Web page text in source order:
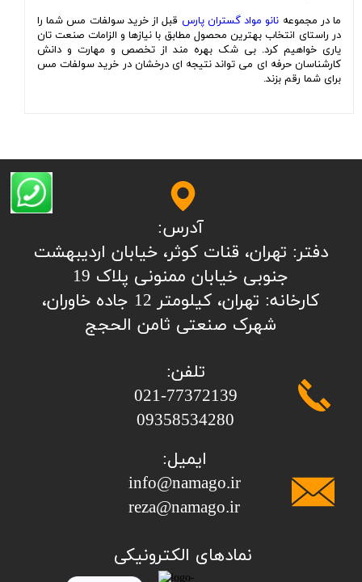
ما در مجموعه نانو مواد گستران پارس قبل از خرید سولفات مس شما را
در راستای انتخاب بهترین محصول مطابق با نیازها و الزامات صنعت تان
یاری خواهیم کرد. بی شک بهره مند از تخصص و مهارت و دانش
کارشناسان حرفه ای می تواند نتیجه ای درخشان در خرید سولفات مس
برای شما رقم بزند.
تلفن:
​​​​​​​021-77372139
​​​​​​​09358534280
آدرس:
​​​​​​​​دفتر: تهران، قنات کوثر، خیابان اردیبهشت
جنوبی خیابان ممنونی پلاک 19
کارخانه: تهران، کیلومتر 12 جاده خاوران،
شهرک صنعتی ثامن الحجج
ایمیل:
info@namago.ir
​​​​​​​reza@namago.ir
​نمادهای الکترونیکی